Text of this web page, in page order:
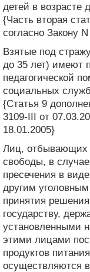
детей в возрасте
{Часть вторая
согласно Закону
Взятые под
до 35 лет) имеют
педагогической
социальных
{Статья 9
3109-III от
18.01.2005}
Лиц, отбывающих
свободы, в
пресечения в
другим
принятия
государству,
установленными
этими лицами
продуктов
осуществляются